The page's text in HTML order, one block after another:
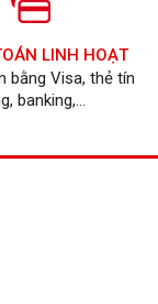
LINH HOẠT
bằng Visa, thẻ tín
banking,...